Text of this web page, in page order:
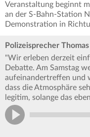
Veranstaltung beginnt
an der S-Bahn-Station
Demonstration in
Polizeisprecher
"Wir erleben derzeit
Debatte. Am Samstag
aufeinandertreffen und
dass die Atmosphäre
legitim, solange das